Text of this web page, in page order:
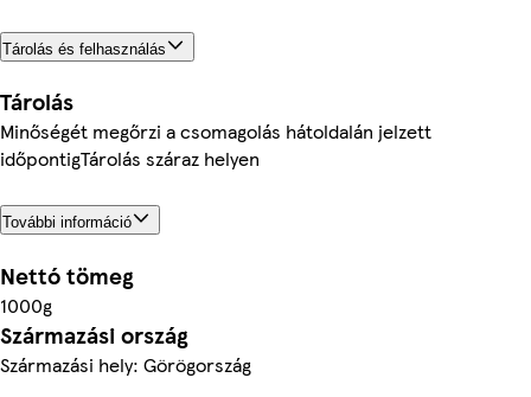
Tárolás és felhasználás
Tárolás
Minőségét megőrzi a csomagolás hátoldalán jelzett
időpontigTárolás száraz helyen
További információ
Nettó tömeg
1000g
Származási ország
Származási hely: Görögország